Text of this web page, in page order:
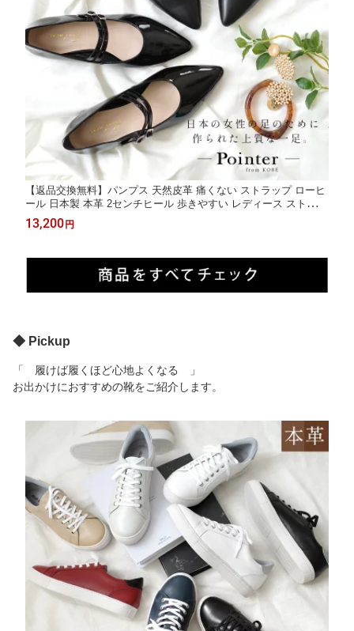
【返品交換無料】パンプス 天然皮革 痛くない ストラップ ローヒ
ール 日本製 本革 2センチヒール 歩きやすい レディース ストラッ
プ ブラック 22.0 25.0 2cmヒール ポインテッドトゥ 大きいサイ
ズ 小さいサイズ Point nine ポイントナイン
13,200円
◆ Pickup
「 履けば履くほど心地よくなる 」
お出かけにおすすめの靴をご紹介します。